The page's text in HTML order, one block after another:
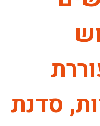
סדנת